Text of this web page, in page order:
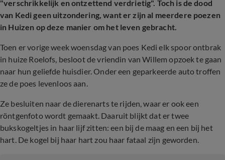
"verschrikkelijk en ontzettend verdrietig". Toch is de dood
van Kedi geen uitzondering, want er zijn al meerdere poezen
in Huizen op deze manier om het leven gebracht.
Toen er vorige week woensdag van poes Kedi elk spoor ontbrak
in huize Roelofs, besloot de vriendin van Willem opzoek te gaan
naar hun geliefde huisdier. Onder een geparkeerde auto troffen
ze de poes levenloos aan.
Ze besluiten naar de dierenarts te rijden, waar er ook een
röntgenfoto wordt gemaakt. Daaruit blijkt dat er twee
bukskogeltjes in haar lijf zitten: een bij de maag en een bij het
hart. De kogel bij haar hart zou haar fataal zijn geworden.